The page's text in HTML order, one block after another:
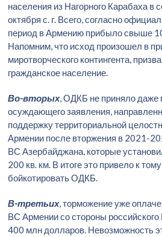
населения из Нагорного Карабаха в
октября с. г. Всего, согласно
период в Армению прибыло свыше
Напомним, что исход произошел в
миротворческого контингента,
гражданское население.
Во-вторых, ОДКБ не приняло даже
осуждающего заявления,
поддержку территориальной
Армении после вторжения в 2021-
ВС Азербайджана, которые
200 кв. км. В итоге это привело к
бойкотировать ОДКБ.
В-третьих, торможение уже
ВС Армении со стороны
400 млн долларов. Невозможность